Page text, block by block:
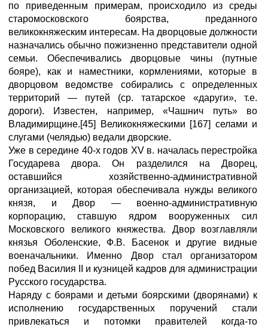
по приведенным примерам, происходило из среды
старомосковского боярства, преданного
великокняжеским интересам. На дворцовые должности
назначались обычно пожизненно представители одной
семьи. Обеспечивались дворцовые чины (путные
бояре), как и наместники, кормлениями, которые в
дворцовом ведомстве собирались с определенных
территорий — путей (ср. татарское «даруги», т.е.
дороги). Известен, например, «Чашнич путь» во
Владимирщине.[45] Великокняжескими [167] селами и
слугами (челядью) ведали дворские.
Уже в середине 40-х годов XV в. началась перестройка
Государева двора. Он разделился на Дворец,
оставшийся хозяйственно-административной
организацией, которая обеспечивала нужды великого
князя, и Двор — военно-административную
корпорацию, ставшую ядром вооруженных сил
Московского великого княжества. Двор возглавляли
князья Оболенские, Ф.В. Басенок и другие видные
военачальники. Именно Двор стал организатором
побед Василия II и кузницей кадров для администрации
Русского государства.
Наряду с боярами и детьми боярскими (дворянами) к
исполнению государственных поручений стали
привлекаться и потомки правителей когда-то